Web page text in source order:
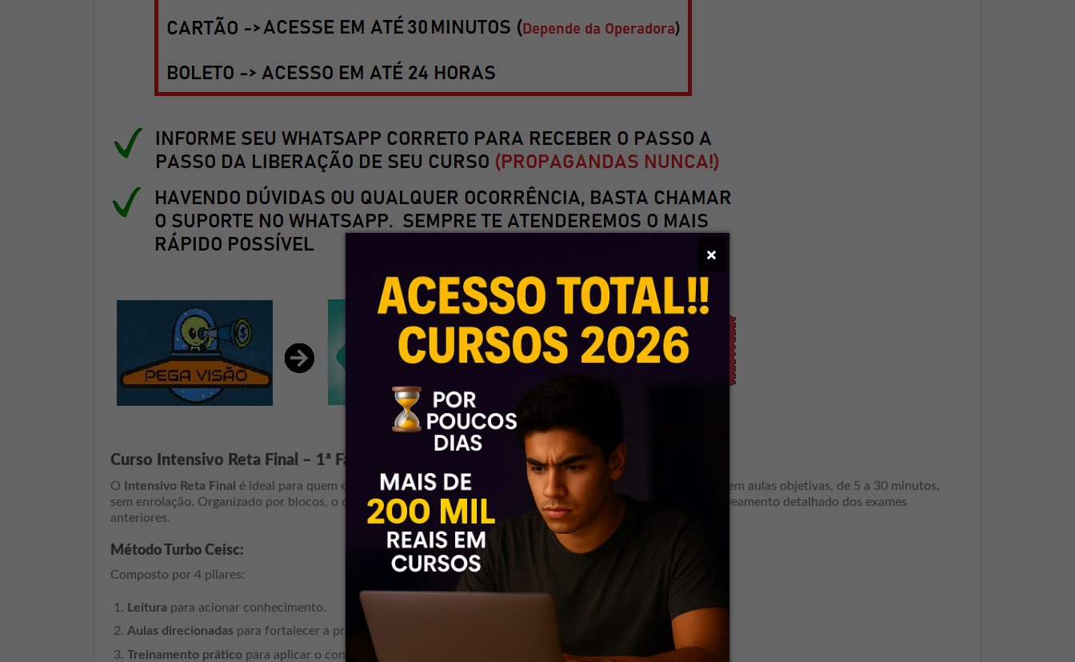
Curso Intensivo Reta Final – 1ª Fase do 42º Exame de Ordem – Método Turbo
O Intensivo Reta Final
é ideal para quem está se preparando para a 1ª fase do 42º Exame de Ordem, com foco em aulas objetivas, de 5 a 30 minutos,
sem enrolação. Organizado por blocos, o curso prioriza os conteúdos mais cobrados na prova, conforme o mapeamento detalhado dos exames
anteriores.
Método Turbo Ceisc:
Composto por 4 pilares:
Leitura para acionar conhecimento.
Aulas direcionadaspara fortalecer a preparação.
Treinamento práticopara aplicar o conhecimento.
×